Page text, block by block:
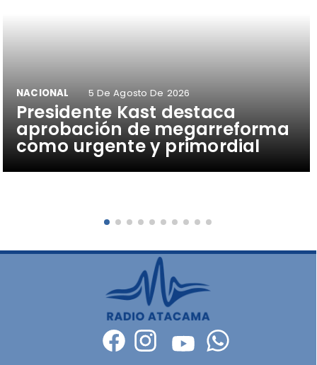
Presidente Kast destaca
aprobación de megarreforma
como urgente y primordial
NACIONAL 5 De Agosto De 2026